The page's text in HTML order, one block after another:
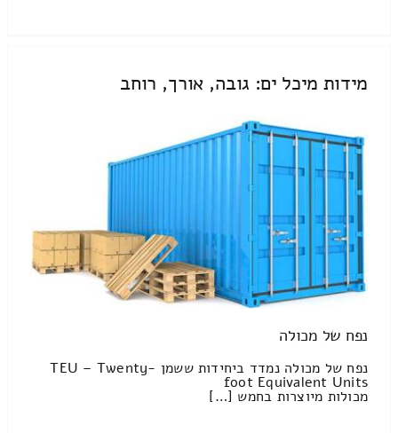
מידות מיכל ים: גובה, אורך, רוחב
נפח של מכולה
נפח של מכולה נמדד ביחידות ששמן TEU – Twenty-
foot Equivalent Units
מכולות מיוצרות בחמש […]